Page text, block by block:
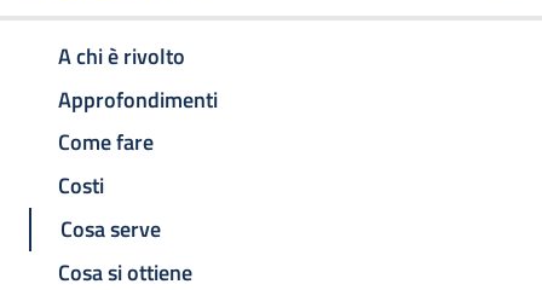
A chi è rivolto
Approfondimenti
Come fare
Costi
Cosa serve
Cosa si ottiene